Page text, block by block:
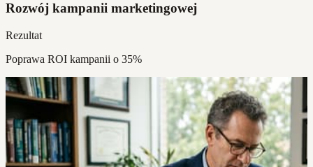
Rozwój kampanii marketingowej
Rezultat
Poprawa ROI kampanii o 35%